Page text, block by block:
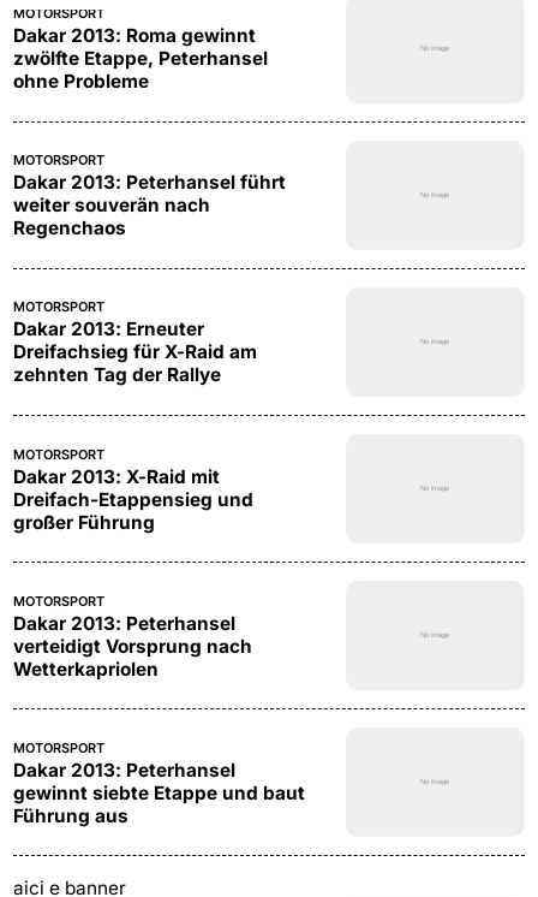
MOTORSPORT
Dakar 2013: Roma gewinnt
zwölfte Etappe, Peterhansel
ohne Probleme
MOTORSPORT
Dakar 2013: Peterhansel führt
weiter souverän nach
Regenchaos
MOTORSPORT
Dakar 2013: Erneuter
Dreifachsieg für X-Raid am
zehnten Tag der Rallye
MOTORSPORT
Dakar 2013: X-Raid mit
Dreifach-Etappensieg und
großer Führung
MOTORSPORT
Dakar 2013: Peterhansel
verteidigt Vorsprung nach
Wetterkapriolen
MOTORSPORT
Dakar 2013: Peterhansel
gewinnt siebte Etappe und baut
Führung aus
aici e banner